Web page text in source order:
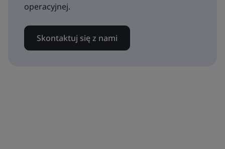
operacyjnej.
Skontaktuj się z nami